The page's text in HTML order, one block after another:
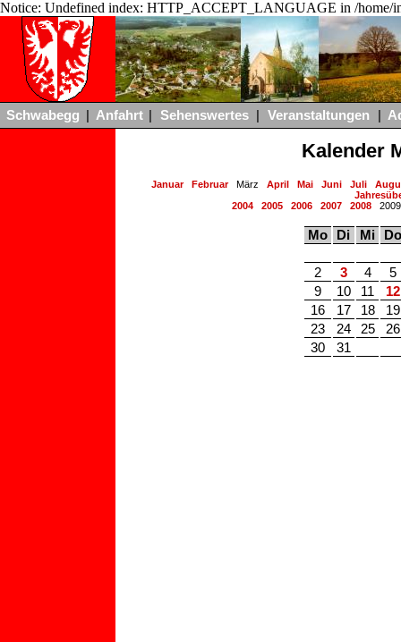
Notice: Undefined index: HTTP_ACCEPT_LANGUAGE in /home/
Schwabegg Anfahrt Sehenswertes Veranstaltungen
Kalender
Januar FebruarMärz April Mai Juni Juli
2004
2005 2006 2007 2008
Mo Di Mi Do
2 3 4
5
9
10 11
12
16
17 18
19
23
24 25
26
30
31